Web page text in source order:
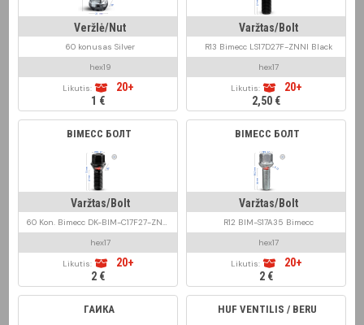
Veržlė/Nut
60 konusas Silver
hex19
Likutis:
20+
1 €
Varžtas/Bolt
R13 Bimecc LS17D27F-ZNNI Black
hex17
Likutis:
20+
2,50 €
BIMECC БОЛТ
Varžtas/Bolt
60 Kon. Bimecc DK-BIM-C17F27-ZNNI Black
hex17
Likutis:
20+
2 €
BIMECC БОЛТ
Varžtas/Bolt
R12 BIM-S17A35 Bimecc
hex17
Likutis:
20+
2 €
ГАЙКА HUF VENTILIS / BERU